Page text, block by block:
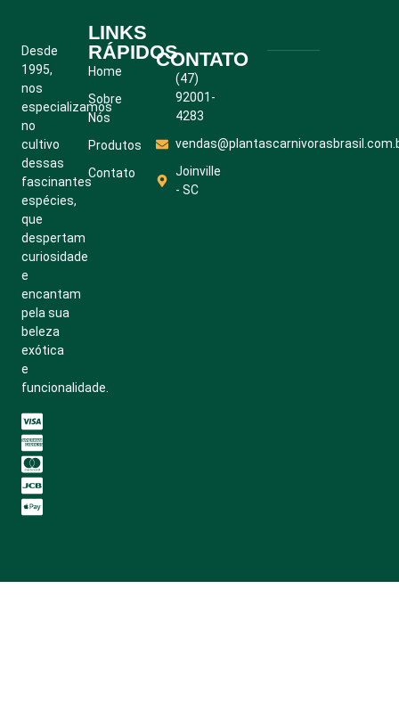
Desde
1995,
nos
especializamos
no
cultivo
dessas
fascinantes
espécies,
que
despertam
curiosidade
e
encantam
pela sua
beleza
exótica
e
funcionalidade.
LINKS
RÁPIDOS
Home
Sobre
Nós
Produtos
Contato
CONTATO
(47)
92001-
4283
Joinville
- SC